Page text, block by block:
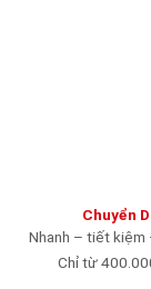
Chuyển
Nhanh – tiết kiệm
Chỉ từ